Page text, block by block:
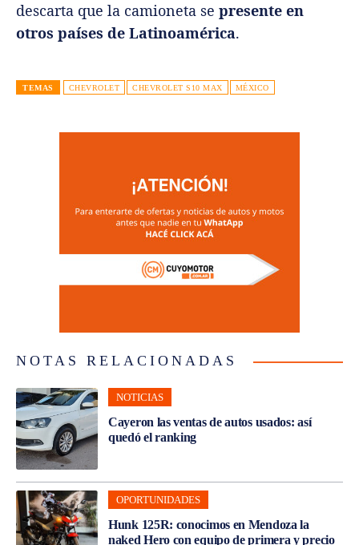
descarta que la camioneta se presente en
otros países de Latinoamérica.
TEMAS CHEVROLET CHEVROLET S10 MAX MÉXICO
NOTAS RELACIONADAS
NOTICIAS
Cayeron las ventas de autos usados: así
quedó el ranking
OPORTUNIDADES
Hunk 125R: conocimos en Mendoza la
naked Hero con equipo de primera y precio